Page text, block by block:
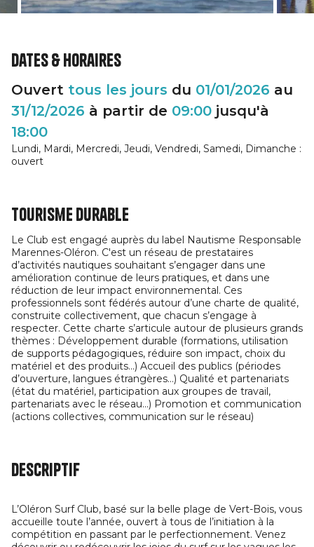
Dates & horaires
Ouvert tous les jours du 01/01/2026 au
31/12/2026 à partir de 09:00 jusqu'à
18:00
Lundi, Mardi, Mercredi, Jeudi, Vendredi, Samedi, Dimanche :
ouvert
Tourisme durable
Le Club est engagé auprès du label Nautisme Responsable
Marennes-Oléron. C'est un réseau de prestataires
d’activités nautiques souhaitant s’engager dans une
amélioration continue de leurs pratiques, et dans une
réduction de leur impact environnemental. Ces
professionnels sont fédérés autour d’une charte de qualité,
construite collectivement, que chacun s’engage à
respecter. Cette charte s’articule autour de plusieurs grands
thèmes : Développement durable (formations, utilisation
de supports pédagogiques, réduire son impact, choix du
matériel et des produits…) Accueil des publics (périodes
d’ouverture, langues étrangères…) Qualité et partenariats
(état du matériel, participation aux groupes de travail,
partenariats avec le réseau…) Promotion et communication
(actions collectives, communication sur le réseau)
Descriptif
L’Oléron Surf Club, basé sur la belle plage de Vert-Bois, vous
accueille toute l’année, ouvert à tous de l’initiation à la
compétition en passant par le perfectionnement. Venez